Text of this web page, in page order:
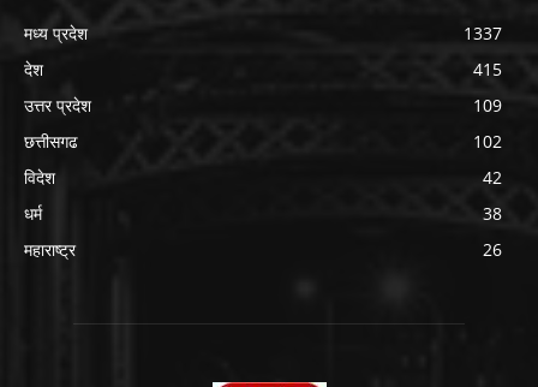
मध्य प्रदेश
1337
देश
415
उत्तर प्रदेश
109
छत्तीसगढ
102
विदेश
42
धर्म
38
महाराष्ट्र
26